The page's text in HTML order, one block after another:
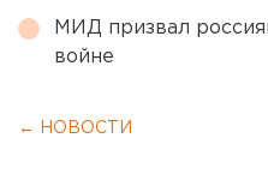
МИД призвал
войне
← НОВОСТИ